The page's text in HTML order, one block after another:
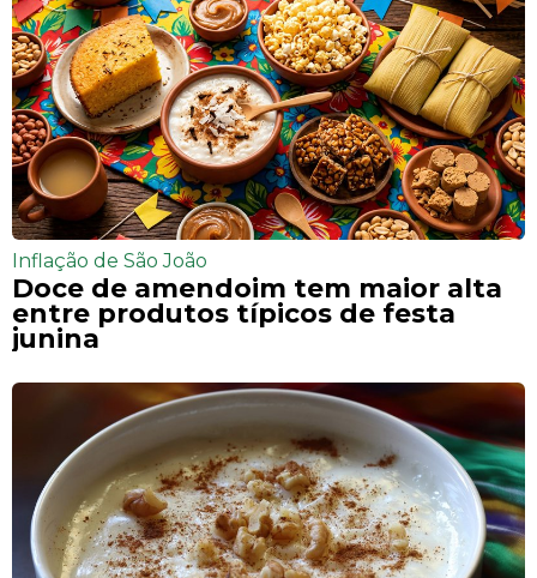
Inflação de São João
Doce de amendoim tem maior alta
entre produtos típicos de festa
junina